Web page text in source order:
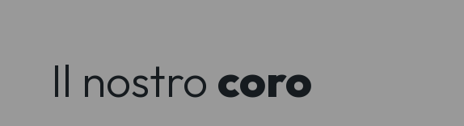
Il nostro coro